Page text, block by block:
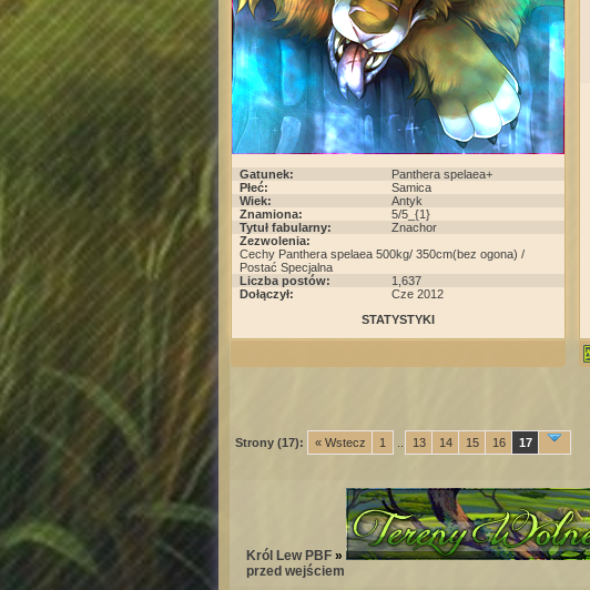
Gatunek:
Panthera spelaea+
Płeć:
Samica
Wiek:
Antyk
Znamiona:
5/5_{1}
Tytuł fabularny:
Znachor
Zezwolenia:
Cechy Panthera spelaea 500kg/ 350cm(bez ogona) /
Postać Specjalna
Liczba postów:
1,637
Dołączył:
Cze 2012
STATYSTYKI
Strony (17): « Wstecz 1 13 14 15 16 17
Król Lew PBF »
przed wejściem